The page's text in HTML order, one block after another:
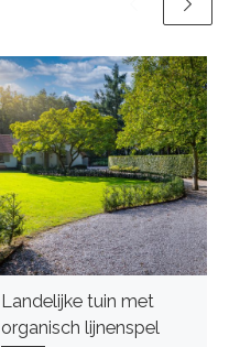
Landelijke tuin met
organisch lijnenspel